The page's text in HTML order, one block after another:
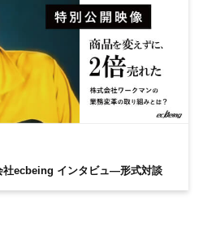
社ecbeing インタビュ―形式対談